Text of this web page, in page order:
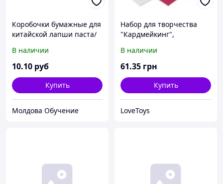
Коробочки бумажные для
китайской лапши паста/
В наличии
10.10 руб
Купить
Молдова Обучение
Набор для творчества
"Кардмейкинг",
В наличии
61.35 грн
Купить
LoveToys